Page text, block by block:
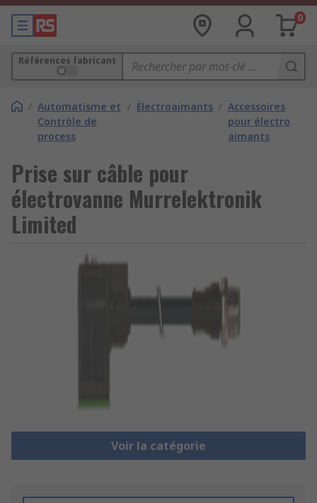
0
Références fabricant
/ Automatisme et
Contrôle de
process
/ Électroaimants / Accessoires
pour électro
aimants
Prise sur câble pour
électrovanne Murrelektronik
Limited
Voir la catégorie